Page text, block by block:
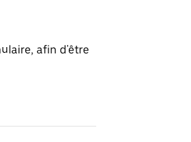
afin d'être